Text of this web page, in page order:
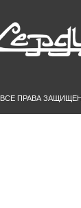
ВСЕ ПРАВА